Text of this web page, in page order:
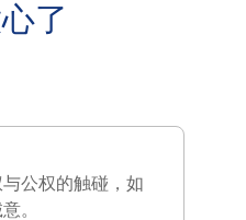
了
公权的触碰，如
。